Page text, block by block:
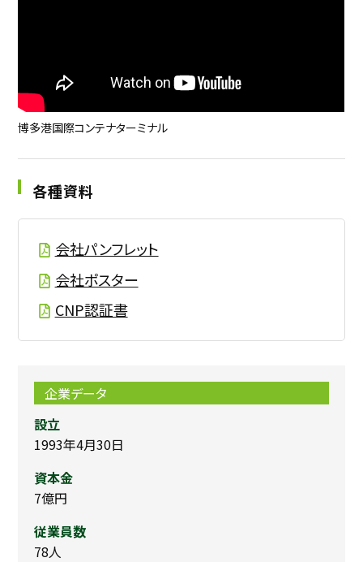
博多港国際コンテナターミナル
各種資料
会社パンフレット
会社ポスター
CNP認証書
企業データ
設立
1993年4月30日
資本金
7億円
従業員数
78人